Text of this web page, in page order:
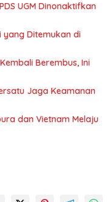
UGM Dinonaktifkan
yang Ditemukan di
Berembus, Ini
Jaga Keamanan
dan Vietnam Melaju